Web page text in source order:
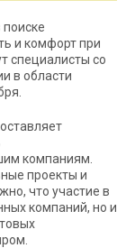
и комфорт при
специалисты со
в области
компаниям.
проекты и
что участие в
компаний, но и